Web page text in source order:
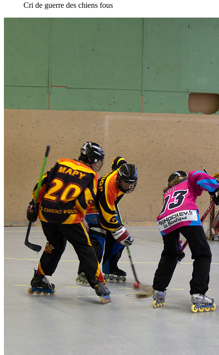
Cri de guerre des chiens fous